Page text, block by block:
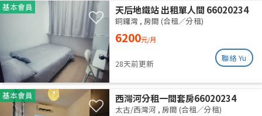
基本會員 天后地鐵站 出租單人間 66020234
銅鑼灣 , 房間 (合租／分租)
6200元/月
28天前更新
聯絡 Yu
基本會員 西灣河分租一間套房66020234
太古/西灣河 , 房間 (合租／分租)